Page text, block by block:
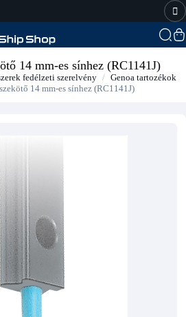
14 mm-es sínhez (RC1141J)
fedélzeti szerelvény
Genoa tartozékok
14 mm-es sínhez (RC1141J)